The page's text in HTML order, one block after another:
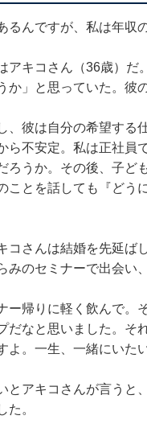
るんですが、私は年収
アキコさん（36歳）
か」と思っていた。彼
、彼は自分の希望す
ら不安定。私は正社員
ろうか。その後、子ど
ことを話しても『ど
コさんは結婚を先延ば
みのセミナーで出会い
ー帰りに軽く飲んで
だなと思いました。そ
よ。一生、一緒にいた
とアキコさんが言うと
た。